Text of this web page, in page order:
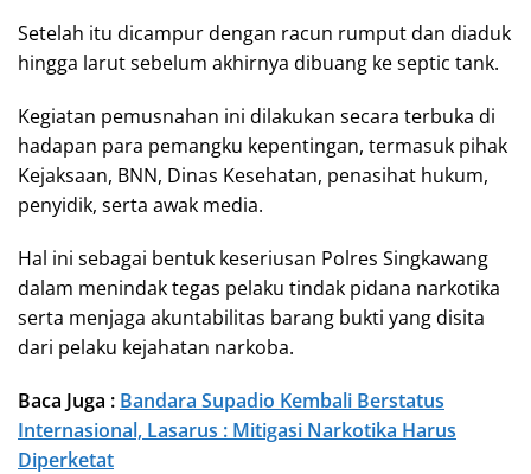
Setelah itu dicampur dengan racun rumput dan diaduk
hingga larut sebelum akhirnya dibuang ke septic tank.
Kegiatan pemusnahan ini dilakukan secara terbuka di
hadapan para pemangku kepentingan, termasuk pihak
Kejaksaan, BNN, Dinas Kesehatan, penasihat hukum,
penyidik, serta awak media.
Hal ini sebagai bentuk keseriusan Polres Singkawang
dalam menindak tegas pelaku tindak pidana narkotika
serta menjaga akuntabilitas barang bukti yang disita
dari pelaku kejahatan narkoba.
Baca Juga : Bandara Supadio Kembali Berstatus
Internasional, Lasarus : Mitigasi Narkotika Harus
Diperketat